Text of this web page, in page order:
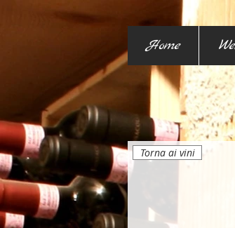
Home
Torna ai vini